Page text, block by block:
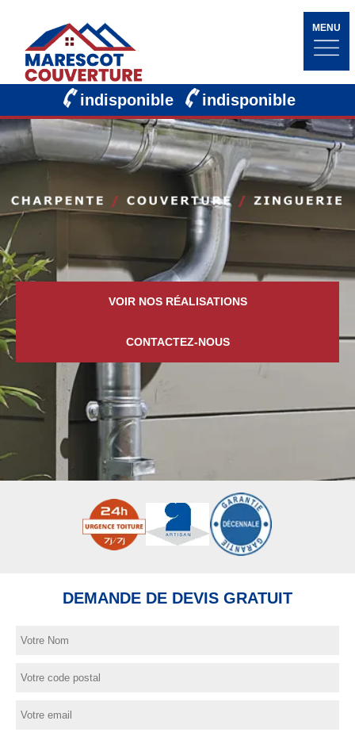
MENU
indisponible indisponible
VOIR NOS RÉALISATIONS
CONTACTEZ-NOUS
DEMANDE DE DEVIS GRATUIT